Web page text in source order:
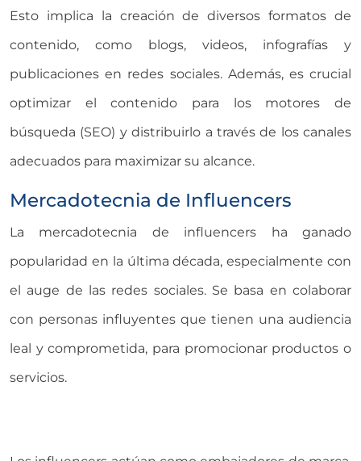
Esto implica la creación de diversos formatos de
contenido, como blogs, videos, infografías y
publicaciones en redes sociales. Además, es crucial
optimizar el contenido para los motores de
búsqueda (SEO) y distribuirlo a través de los canales
adecuados para maximizar su alcance.
Mercadotecnia de Influencers
La mercadotecnia de influencers ha ganado
popularidad en la última década, especialmente con
el auge de las redes sociales. Se basa en colaborar
con personas influyentes que tienen una audiencia
leal y comprometida, para promocionar productos o
servicios.